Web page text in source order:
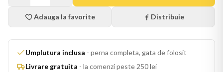
Adauga la favorite Distribuie
Umplutura inclusa - perna completa, gata de folosit
Livrare gratuita - la comenzi peste 250 lei